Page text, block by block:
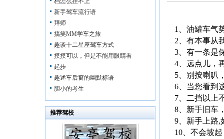
新手驾车流行语
拜师
搞笑MM学车之旅
趣谈十二星座驾车方式
摸摸可以，但是不能用眼睛看
起步
趣述车后窗的幽默标语
胆小的考生
推荐驾校
1、油罐车气
2、有本事从
3、有一条是
4、远点儿，
5、别按喇叭
6、当您看到
7、二挡以上
8、新手旧车
9、新手上路
10、不会坡